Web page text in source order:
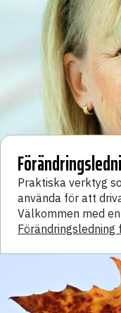
Praktiska verktyg
använda för att
Välkommen med